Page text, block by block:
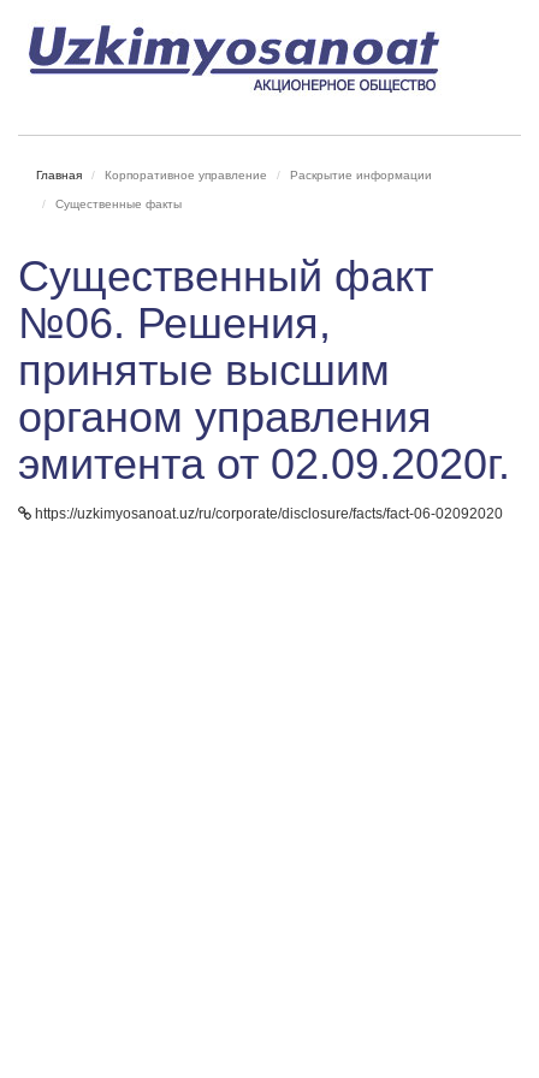
Главная Корпоративное управление Раскрытие информации
Существенные факты
Существенный факт
№06. Решения,
принятые высшим
органом управления
эмитента от 02.09.2020г.
https://uzkimyosanoat.uz/ru/corporate/disclosure/facts/fact-06-02092020